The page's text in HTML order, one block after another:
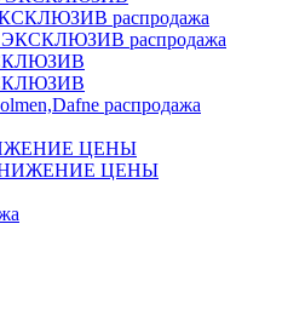
распродажа
ЭКСКЛЮЗИВ распродажа
распродажа
ЦЕНЫ
ЦЕНЫ